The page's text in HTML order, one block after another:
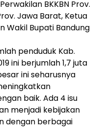
BKKBN Prov.
Jawa Barat, Ketua
Wakil Bupati Bandung
penduduk Kab.
ini berjumlah 1,7 juta
ini seharusnya
baik. Ada 4 isu
menjadi kebijakan
dengan berbagai